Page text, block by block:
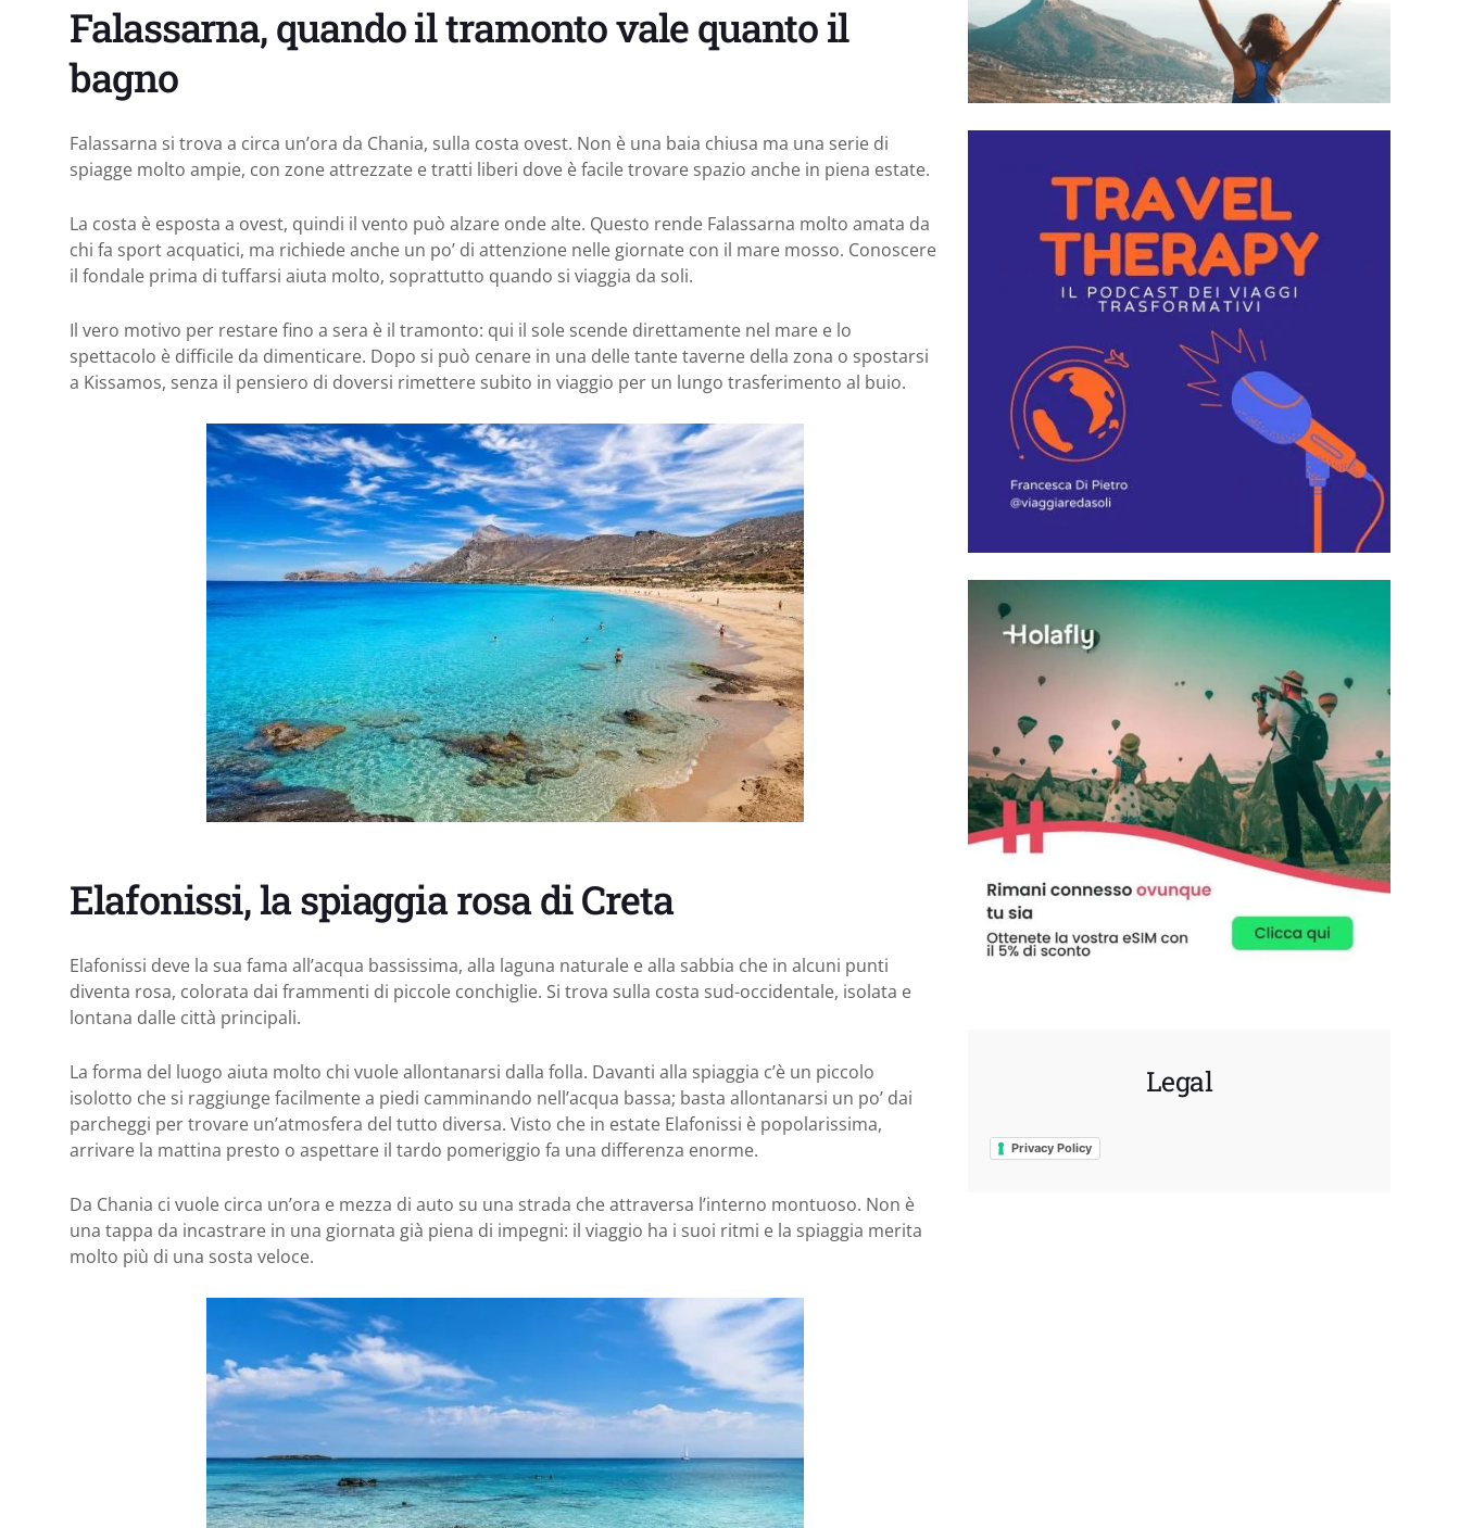
Falassarna, quando il tramonto vale quanto il
bagno
Falassarna si trova a circa un’ora da Chania, sulla costa ovest. Non è una baia chiusa ma una serie di
spiagge molto ampie, con zone attrezzate e tratti liberi dove è facile trovare spazio anche in piena estate.
La costa è esposta a ovest, quindi il vento può alzare onde alte. Questo rende Falassarna molto amata da
chi fa sport acquatici, ma richiede anche un po’ di attenzione nelle giornate con il mare mosso. Conoscere
il fondale prima di tuffarsi aiuta molto, soprattutto quando si viaggia da soli.
Il vero motivo per restare fino a sera è il tramonto: qui il sole scende direttamente nel mare e lo
spettacolo è difficile da dimenticare. Dopo si può cenare in una delle tante taverne della zona o spostarsi
a Kissamos, senza il pensiero di doversi rimettere subito in viaggio per un lungo trasferimento al buio.
Elafonissi, la spiaggia rosa di Creta
Elafonissi deve la sua fama all’acqua bassissima, alla laguna naturale e alla sabbia che in alcuni punti
diventa rosa, colorata dai frammenti di piccole conchiglie. Si trova sulla costa sud-occidentale, isolata e
lontana dalle città principali.
La forma del luogo aiuta molto chi vuole allontanarsi dalla folla. Davanti alla spiaggia c’è un piccolo
isolotto che si raggiunge facilmente a piedi camminando nell’acqua bassa; basta allontanarsi un po’ dai
parcheggi per trovare un’atmosfera del tutto diversa. Visto che in estate Elafonissi è popolarissima,
arrivare la mattina presto o aspettare il tardo pomeriggio fa una differenza enorme.
Da Chania ci vuole circa un’ora e mezza di auto su una strada che attraversa l’interno montuoso. Non è
una tappa da incastrare in una giornata già piena di impegni: il viaggio ha i suoi ritmi e la spiaggia merita
molto più di una sosta veloce.
Legal
Privacy Policy